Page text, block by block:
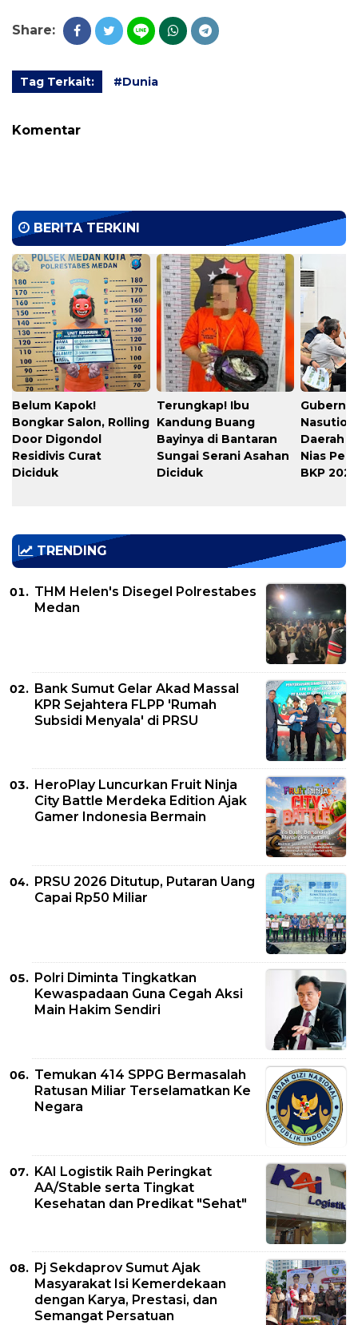
Share:
Tag Terkait: #Dunia
Komentar
BERITA TERKINI
Belum Kapok!
Bongkar Salon, Rolling
Door Digondol
Residivis Curat
Diciduk
Terungkap! Ibu
Kandung Buang
Bayinya di Bantaran
Sungai Serani Asahan
Diciduk
Daerah
Nias
BKP
TRENDING
THM Helen's Disegel Polrestabes
Medan
Bank Sumut Gelar Akad Massal
KPR Sejahtera FLPP 'Rumah
Subsidi Menyala' di PRSU
HeroPlay Luncurkan Fruit Ninja
City Battle Merdeka Edition Ajak
Gamer Indonesia Bermain
PRSU 2026 Ditutup, Putaran Uang
Capai Rp50 Miliar
Polri Diminta Tingkatkan
Kewaspadaan Guna Cegah Aksi
Main Hakim Sendiri
Temukan 414 SPPG Bermasalah
Ratusan Miliar Terselamatkan Ke
Negara
KAI Logistik Raih Peringkat
AA/Stable serta Tingkat
Kesehatan dan Predikat "Sehat"
Pj Sekdaprov Sumut Ajak
Masyarakat Isi Kemerdekaan
dengan Karya, Prestasi, dan
Semangat Persatuan